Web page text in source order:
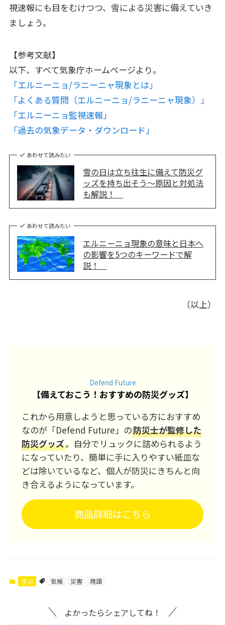
視速報にも目をむけつつ、雪による災害に備えていき
ましょう。
【参考文献】
以下、すべて気象庁ホームページより。
「エルニーニョ/ラニーニャ現象とは」
「よくある質問（エルニーニョ/ラニーニャ現象）」
「エルニーニョ監視速報」
「過去の気象データ・ダウンロード」
あわせて読みたい
雪の日は立ち往生に備えて防災グ
ッズを持ち出そう～原因と対処法
も解説！
あわせて読みたい
エルニーニョ現象の意味と日本へ
の影響を5つのキーワードで解
説！
（以上）
Defend Future
【備えておこう！おすすめの防災グッズ】
これから用意しようと思っている方におすすめ
なのが「Defend Future」の防災士が監修した
防災グッズ。自分でリュックに詰められるよう
になっていたり、簡単に手に入りやすい紙皿な
どは除いているなど、個人が防災にきちんと向
き合えるようになっています。
商品詳細はこちら
学ぶ 気候 災害 用語
よかったらシェアしてね！